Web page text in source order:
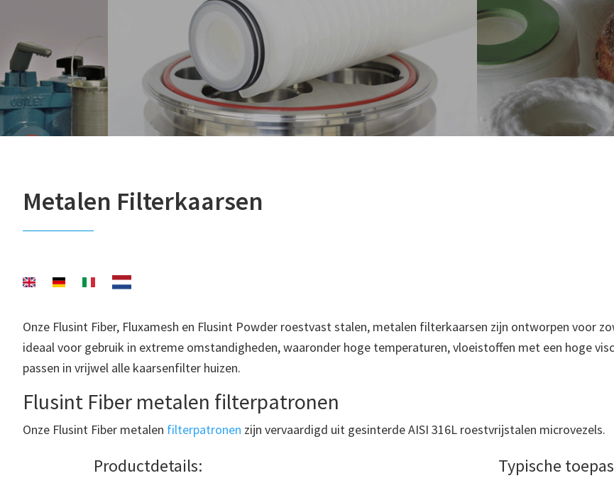
Metalen Filterkaarsen
Onze Flusint Fiber, Fluxamesh en Flusint Powder roestvast stalen, metalen filterkaarsen zijn ontworpen voor
ideaal voor gebruik in extreme omstandigheden, waaronder hoge temperaturen, vloeistoffen met een hoge
passen in vrijwel alle kaarsenfilter huizen.
Flusint Fiber metalen filterpatronen
Onze Flusint Fiber metalen filterpatronen zijn vervaardigd uit gesinterde AISI 316L roestvrijstalen microvezels.
Productdetails: Typische